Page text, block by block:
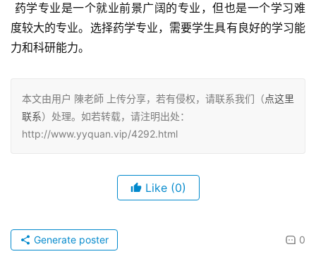
度较大的专业。选择药学专业，需要学生具有良好的学习能
力和科研能力。
本文由用户 陳老師 上传分享，若有侵权，请联系我们（点这里
联系）处理。如若转载，请注明出处：
http://www.yyquan.vip/4292.html
Like (0)
0
Generate poster